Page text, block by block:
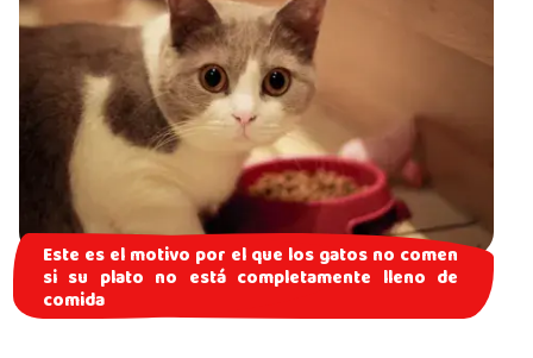
Este es el motivo por el que los gatos no comen
si su plato no está completamente lleno de
comida